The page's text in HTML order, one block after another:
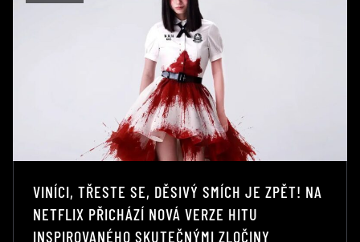
VINÍCI, TŘESTE SE, DĚSIVÝ SMÍCH JE ZPĚT! NA
NETFLIX PŘICHÁZÍ NOVÁ VERZE HITU
INSPIROVANÉHO SKUTEČNÝMI ZLOČINY